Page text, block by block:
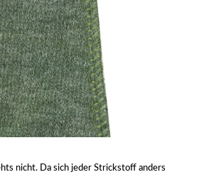
nicht. Da sich jeder Strickstoff anders